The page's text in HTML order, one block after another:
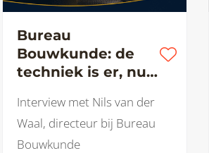
Bureau
Bouwkunde: de
techniek is er, nu
nog
Interview met Nils van der
Waal, directeur bij Bureau
Bouwkunde